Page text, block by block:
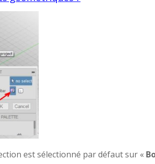
est sélectionné par défaut sur «